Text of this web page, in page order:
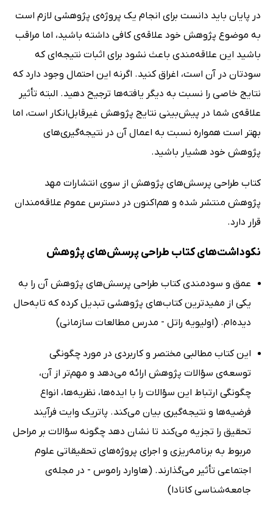
در پایان باید دانست برای انجام یک پروژه‌ی پژوهشی لازم است
به موضوع پژوهش خود علاقه‌ی کافی داشته باشید، اما مراقب
باشید این علاقه‌مندی باعث نشود برای اثبات نتیجه‌ای که
سودتان در آن است، اغراق کنید. اگرنه این احتمال وجود دارد که
نتایج خاصی را نسبت به دیگر یافته‌ها ترجیح دهید. البته تأثیر
علاقه‌ی شما در پیش‌بینی نتایج پژوهش غیرقابل‌انکار است، اما
بهتر است همواره نسبت به اعمال آن در نتیجه‌گیری‌های
پژوهش خود هشیار باشید.
کتاب طراحی پرسش‌های پژوهش از سوی انتشارات مهد
پژوهش منتشر شده و هم‌اکنون در دسترس عموم علاقه‌مندان
قرار دارد.
نکوداشت‌های کتاب طراحی پرسش‌های پژوهش
عمق و سودمندی کتاب طراحی پرسش‌های پژوهش آن را به
یکی از مفیدترین کتاب‌های پژوهشی تبدیل کرده که تابه‌حال
دیده‌ام. (اولیویه راتل - مدرس مطالعات سازمانی)
این کتاب مطالبی مختصر و کاربردی در مورد چگونگی
توسعه‌ی سؤالات پژوهش ارائه می‌دهد و مهم‌تر از آن،
چگونگی ارتباط این سؤالات را با ایده‌ها، نظریه‌ها، انواع
فرضیه‌ها و نتیجه‌گیری بیان می‌کند. پاتریک وایت فرآیند
تحقیق را تجزیه می‌کند تا نشان دهد چگونه سؤالات بر مراحل
مربوط به برنامه‌ریزی و اجرای پروژه‌های تحقیقاتی علوم
اجتماعی تأثیر می‌گذارند. (هاوارد راموس - در مجله‌ی
جامعه‌شناسی کانادا)